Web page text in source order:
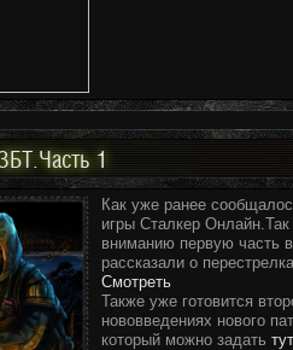
1
Как уже ранее
игры Сталкер
вниманию первую часть
рассказали о
Смотреть
Также уже готовится
нововведениях нового
который можно задать тут